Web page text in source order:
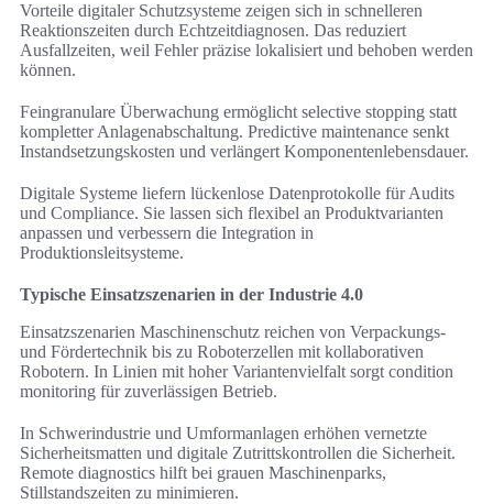
Vorteile digitaler Schutzsysteme zeigen sich in schnelleren
Reaktionszeiten durch Echtzeitdiagnosen. Das reduziert
Ausfallzeiten, weil Fehler präzise lokalisiert und behoben werden
können.
Feingranulare Überwachung ermöglicht selective stopping statt
kompletter Anlagenabschaltung. Predictive maintenance senkt
Instandsetzungskosten und verlängert Komponentenlebensdauer.
Digitale Systeme liefern lückenlose Datenprotokolle für Audits
und Compliance. Sie lassen sich flexibel an Produktvarianten
anpassen und verbessern die Integration in
Produktionsleitsysteme.
Typische Einsatzszenarien in der Industrie 4.0
Einsatzszenarien Maschinenschutz reichen von Verpackungs-
und Fördertechnik bis zu Roboterzellen mit kollaborativen
Robotern. In Linien mit hoher Variantenvielfalt sorgt condition
monitoring für zuverlässigen Betrieb.
In Schwerindustrie und Umformanlagen erhöhen vernetzte
Sicherheitsmatten und digitale Zutrittskontrollen die Sicherheit.
Remote diagnostics hilft bei grauen Maschinenparks,
Stillstandszeiten zu minimieren.